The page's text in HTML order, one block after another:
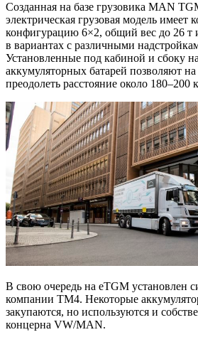
Созданная на базе грузовика MAN
электрическая грузовая модель имеет
конфигурацию 6×2, общий вес до 26 т
в вариантах с различными
Установленные под кабиной и сбоку
аккумуляторных батарей позволяют на
преодолеть расстояние около 180–200
В свою очередь на еTGM установлен
компании TM4. Некоторые
закупаются, но используются и
концерна VW/MAN.